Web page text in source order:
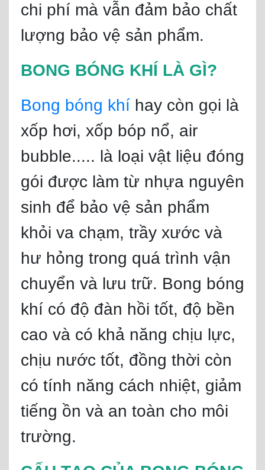
chi phí mà vẫn đảm bảo chất
lượng bảo vệ sản phẩm.
BONG BÓNG KHÍ LÀ GÌ?
Bong bóng khí hay còn gọi là
xốp hơi, xốp bóp nổ, air
bubble..... là loại vật liệu đóng
gói được làm từ nhựa nguyên
sinh để bảo vệ sản phẩm
khỏi va chạm, trầy xước và
hư hỏng trong quá trình vận
chuyển và lưu trữ. Bong bóng
khí có độ đàn hồi tốt, độ bền
cao và có khả năng chịu lực,
chịu nước tốt, đồng thời còn
có tính năng cách nhiệt, giảm
tiếng ồn và an toàn cho môi
trường.